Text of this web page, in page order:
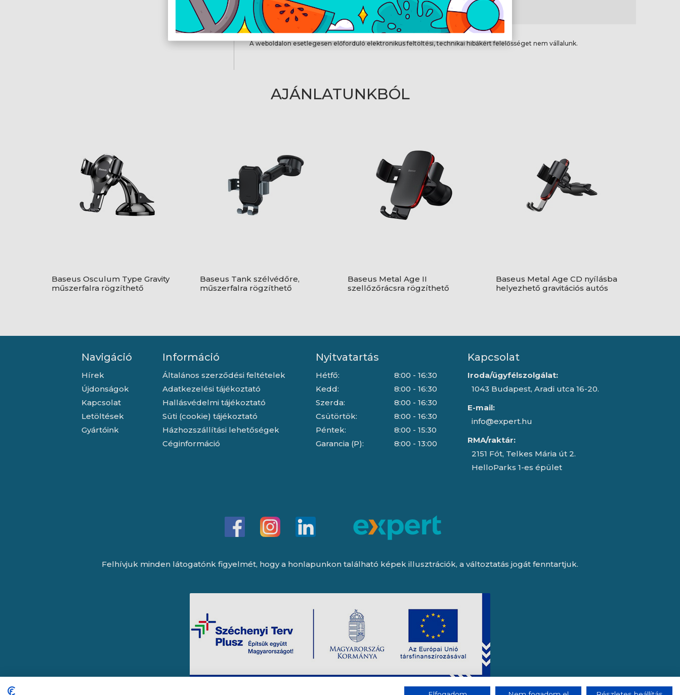
Beépített töltő
Nem
A weboldalon esetlegesen előforduló elektronikus feltöltési, technikai hibákért felelősséget nem vállalunk.
AJÁNLATUNKBÓL
Baseus Osculum Type Gravity
műszerfalra rögzíthető
Baseus Tank szélvédőre,
műszerfalra rögzíthető
Baseus Metal Age II
szellőzőrácsra rögzíthető
Baseus Metal Age CD nyílásba
helyezhető gravitációs autós
Navigáció
Hírek
Újdonságok
Kapcsolat
Letöltések
Gyártóink
Információ
Általános szerződési feltételek
Adatkezelési tájékoztató
Hallásvédelmi tájékoztató
Süti (cookie) tájékoztató
Házhozszállítási lehetőségek
Céginformáció
Nyitvatartás
Hétfő:
Kedd:
Szerda:
Csütörtök:
Péntek:
Garancia (P):
8:00 - 16:30
8:00 - 16:30
8:00 - 16:30
8:00 - 16:30
8:00 - 15:30
8:00 - 13:00
Kapcsolat
Iroda/ügyfélszolgálat:
1043 Budapest, Aradi utca 16-20.
E-mail:
info@expert.hu
RMA/raktár:
2151 Fót, Telkes Mária út 2.
HelloParks 1-es épület
Felhívjuk minden látogatónk figyelmét, hogy a honlapunkon található képek illusztrációk, a változtatás jogát fenntartjuk.